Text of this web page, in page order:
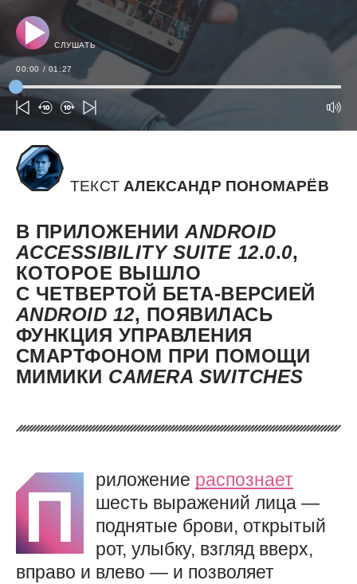
СЛУШАТЬ
00:00 / 01:27
ТЕКСТ АЛЕКСАНДР ПОНОМАРЁВ
В ПРИЛОЖЕНИИANDROID
ACCESSIBILITY SUITE 12.0.0,
КОТОРОЕ ВЫШЛО
С ЧЕТВЕРТОЙ БЕТА-ВЕРСИЕЙ
ANDROID 12, ПОЯВИЛАСЬ
ФУНКЦИЯ УПРАВЛЕНИЯ
СМАРТФОНОМ ПРИ ПОМОЩИ
МИМИКИ CAMERA SWITCHES
П риложение распознает
шесть выражений лица —
поднятые брови, открытый
рот, улыбку, взгляд вверх,
вправо и влево — и позволяет